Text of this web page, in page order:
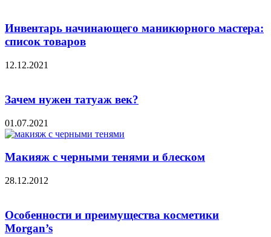
Инвентарь начинающего маникюрного мастера:
список товаров
12.12.2021
Зачем нужен татуаж век?
01.07.2021
Макияж с черными тенями и блеском
28.12.2012
Особенности и преимущества косметики
Morgan’s